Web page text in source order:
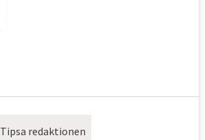
Tipsa redaktionen